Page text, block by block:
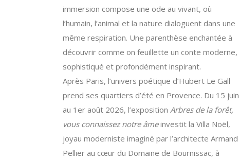
immersion compose une ode au vivant, où
l’humain, l’animal et la nature dialoguent dans une
même respiration. Une parenthèse enchantée à
découvrir comme on feuillette un conte moderne,
sophistiqué et profondément inspirant.
Après Paris, l’univers poétique d’Hubert Le Gall
prend ses quartiers d’été en Provence. Du 15 juin
au 1er août 2026, l’exposition Arbres de la forêt,
vous connaissez notre âmeinvestit la Villa Noël,
joyau moderniste imaginé par l’architecte Armand
Pellier au cœur du Domaine de Bournissac, à